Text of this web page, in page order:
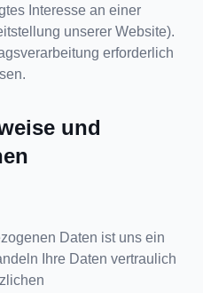
Interesse an einer
unserer Website).
erforderlich
und
Daten ist uns ein
Ihre Daten vertraulich